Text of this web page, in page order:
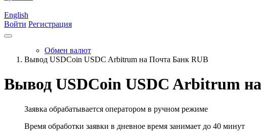
English
Войти Регистрация
Обмен валют
Вывод USDCoin USDC Arbitrum на Почта Банк RUB
Вывод USDCoin USDC Arbitrum
Заявка обрабатывается оператором в ручном режиме
Время обработки заявки в дневное время занимает до 40 минут